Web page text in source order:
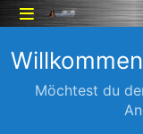
Möchtest du